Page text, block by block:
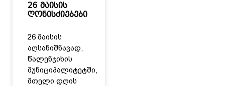
26 მაისის
ღონისძიებები
26 მაისის
აღსანიშნავად,
წალენჯიხის
მუნიციპალიტეტში,
მთელი დღის